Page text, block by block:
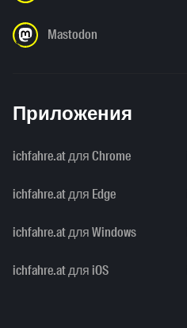
Mastodon
Приложения
ichfahre.at для Chrome
ichfahre.at для Edge
ichfahre.at для Windows
ichfahre.at для iOS